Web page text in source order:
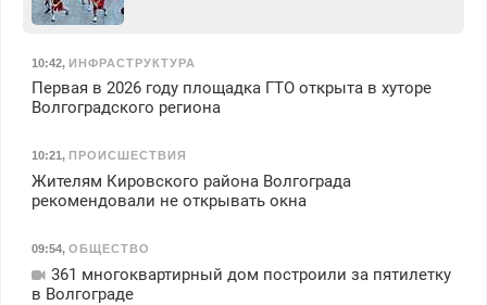
10:42, ИНФРАСТРУКТУРА
Первая в 2026 году площадка ГТО открыта в хуторе
Волгоградского региона
10:21, ПРОИСШЕСТВИЯ
Жителям Кировского района Волгограда
рекомендовали не открывать окна
09:54, ОБЩЕСТВО
361 многоквартирный дом построили за пятилетку
в Волгограде